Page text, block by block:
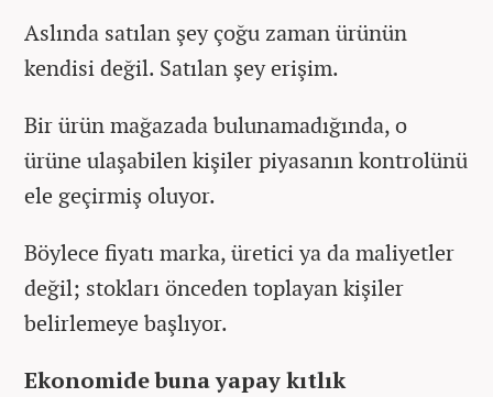
Aslında satılan şey çoğu zaman ürünün
kendisi değil. Satılan şey erişim.
Bir ürün mağazada bulunamadığında, o
ürüne ulaşabilen kişiler piyasanın kontrolünü
ele geçirmiş oluyor.
Böylece fiyatı marka, üretici ya da maliyetler
değil; stokları önceden toplayan kişiler
belirlemeye başlıyor.
Ekonomide buna yapay kıtlık